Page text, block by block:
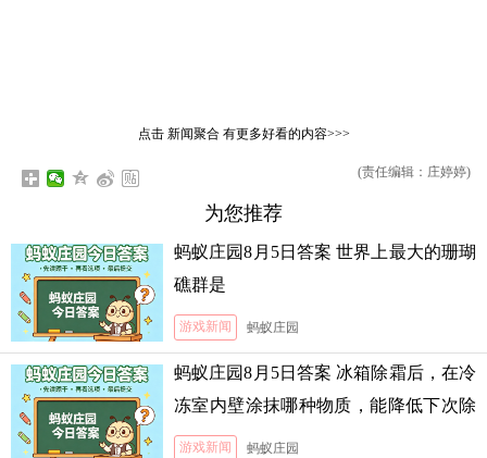
点击 新闻聚合有更多好看的内容>>>
(责任编辑：庄婷婷)
为您推荐
蚂蚁庄园8月5日答案 世界上最大的珊瑚
礁群是
游戏新闻 蚂蚁庄园
蚂蚁庄园8月5日答案 冰箱除霜后，在冷
冻室内壁涂抹哪种物质，能降低下次除
霜的难度
游戏新闻 蚂蚁庄园